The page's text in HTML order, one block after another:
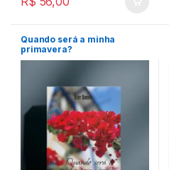
Quando será a minha
primavera?